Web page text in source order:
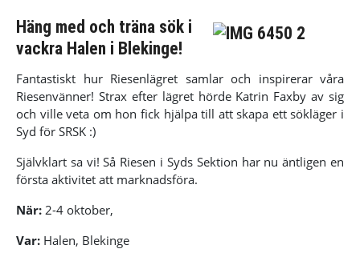
Häng med och träna sök i
vackra Halen i Blekinge!
Fantastiskt hur Riesenlägret samlar och inspirerar våra
Riesenvänner! Strax efter lägret hörde Katrin Faxby av sig
och ville veta om hon fick hjälpa till att skapa ett sökläger i
Syd för SRSK :)
Självklart sa vi! Så Riesen i Syds Sektion har nu äntligen en
första aktivitet att marknadsföra.
När: 2-4 oktober,
Var: Halen, Blekinge